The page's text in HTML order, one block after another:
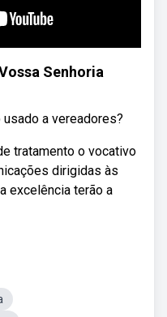
Senhoria
a vereadores?
tratamento o vocativo
dirigidas às
excelência terão a